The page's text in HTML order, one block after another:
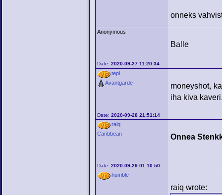
onneks
Anonymous
Date:2020-09-27 11:20:34
Balle
tepi
Avantgarde
Date:2020-09-28 21:51:14
moneyshot,
iha kiva
raiq
Caribbean
Date:2020-09-29 01:10:50
Onnea
humble
raiq wrote: